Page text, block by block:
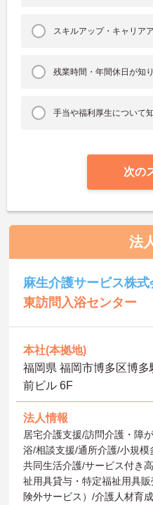
スキルアップ・キャリア
残業時間・年間休日が知
手当や福利厚生について
次の
法
麻生介護サービス株式
東訪問入浴センター
本社(本拠地)
福岡県 福岡市博多区博
前ビル 6F
法人情報
居宅介護支援/訪問介護・障
浴/相談支援/通所介護/小規
共同生活介護/サービス付き
祉用具貸与・特定福祉用具
険外サービス）/介護人材育